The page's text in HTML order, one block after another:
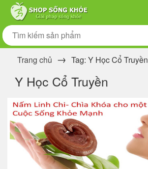
Trang chủ Tag: Y Học Cổ Truyền
Y Học Cổ Truyền